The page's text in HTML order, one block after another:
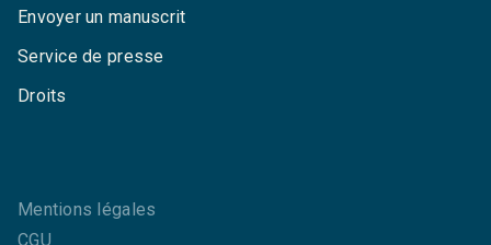
Envoyer un manuscrit
Service de presse
Droits
Mentions légales
CGU